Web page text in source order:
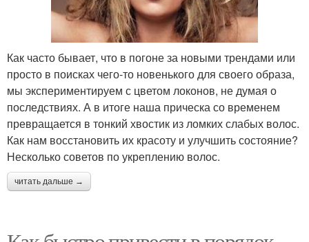
Как часто бывает, что в погоне за новыми трендами или
просто в поисках чего-то новенького для своего образа,
мы экспериментируем с цветом локонов, не думая о
последствиях. А в итоге наша прическа со временем
превращается в тонкий хвостик из ломких слабых волос.
Как нам восстановить их красоту и улучшить состояние?
Несколько советов по укреплению волос.
читать дальше →